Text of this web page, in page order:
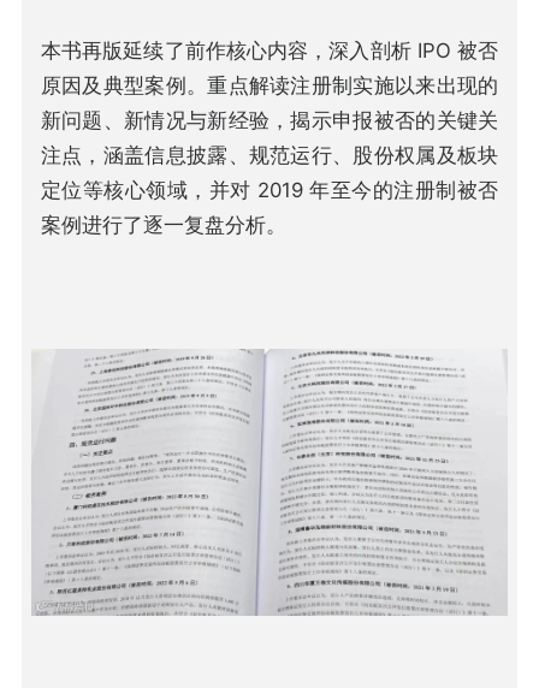
本书再版延续了前作核心内容，深入剖析 IPO 被否
原因及典型案例。重点解读注册制实施以来出现的
新问题、新情况与新经验，揭示申报被否的关键关
注点，涵盖信息披露、规范运行、股份权属及板块
定位等核心领域，并对 2019 年至今的注册制被否
案例进行了逐一复盘分析。